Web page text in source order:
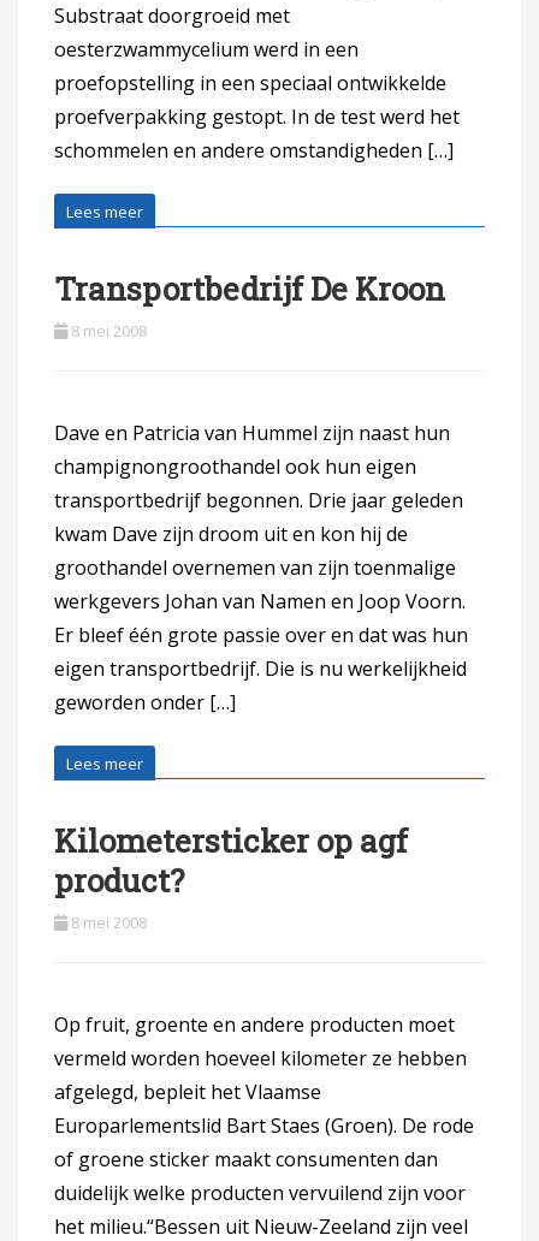
Substraat doorgroeid met
oesterzwammycelium werd in een
proefopstelling in een speciaal ontwikkelde
proefverpakking gestopt. In de test werd het
schommelen en andere omstandigheden […]
Lees meer
Transportbedrijf De Kroon
8 mei 2008
Dave en Patricia van Hummel zijn naast hun
champignongroothandel ook hun eigen
transportbedrijf begonnen. Drie jaar geleden
kwam Dave zijn droom uit en kon hij de
groothandel overnemen van zijn toenmalige
werkgevers Johan van Namen en Joop Voorn.
Er bleef één grote passie over en dat was hun
eigen transportbedrijf. Die is nu werkelijkheid
geworden onder […]
Lees meer
Kilometersticker op agf
product?
8 mei 2008
Op fruit, groente en andere producten moet
vermeld worden hoeveel kilometer ze hebben
afgelegd, bepleit het Vlaamse
Europarlementslid Bart Staes (Groen). De rode
of groene sticker maakt consumenten dan
duidelijk welke producten vervuilend zijn voor
het milieu.“Bessen uit Nieuw-Zeeland zijn veel